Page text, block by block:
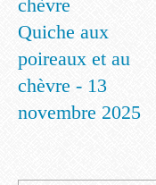
Quiche aux
poireaux et au
chèvre - 13
novembre 2025